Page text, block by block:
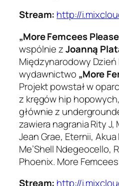
Stream: http://
„More Femcees
wspólnie zJoanną
Międzynarodowy
wydawnictwo „More
Projekt powstał w
z kręgów hip
głównie z
zawiera nagrania Rity J,
Jean Grae, Eternii,
Me’Shell Ndegeocello,
Phoenix. More
Stream: http://